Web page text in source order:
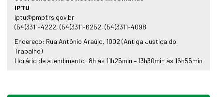
IPTU
iptu@pmpf.rs.gov.br
(54)3311-4222, (54)3311-6252, (54)3311-4098
Endereço: Rua Antônio Araújo, 1002 (Antiga Justiça do
Trabalho)
Horário de atendimento: 8h às 11h25min – 13h30min às 16h55min